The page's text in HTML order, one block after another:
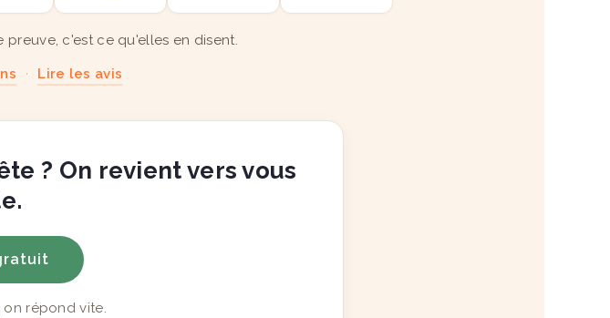
preuve, c'est ce qu'elles en disent.
· Lire les avis
? On revient vers vous
on répond vite.